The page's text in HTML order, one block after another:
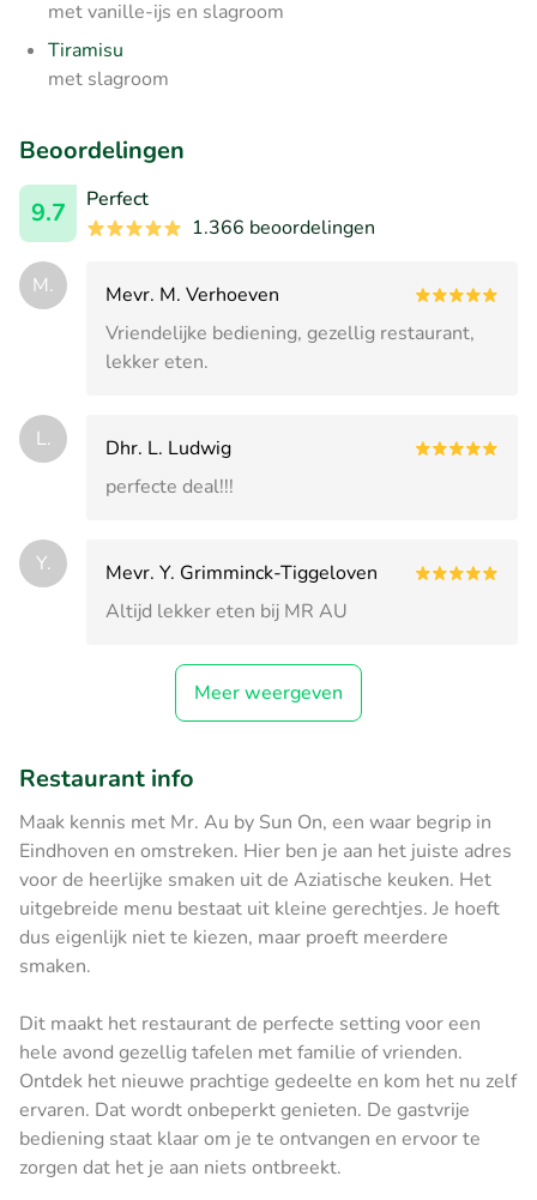
met vanille-ijs en slagroom
Tiramisu
met slagroom
Beoordelingen
9.7
Perfect
1.366 beoordelingen
M.
Mevr. M. Verhoeven
Vriendelijke bediening, gezellig restaurant,
lekker eten.
L.
Dhr. L. Ludwig
perfecte deal!!!
Y.
Mevr. Y. Grimminck-Tiggeloven
Altijd lekker eten bij MR AU
Meer weergeven
Restaurant info
Maak kennis met Mr. Au by Sun On, een waar begrip in
Eindhoven en omstreken. Hier ben je aan het juiste adres
voor de heerlijke smaken uit de Aziatische keuken. Het
uitgebreide menu bestaat uit kleine gerechtjes. Je hoeft
dus eigenlijk niet te kiezen, maar proeft meerdere
smaken.
Dit maakt het restaurant de perfecte setting voor een
hele avond gezellig tafelen met familie of vrienden.
Ontdek het nieuwe prachtige gedeelte en kom het nu zelf
ervaren. Dat wordt onbeperkt genieten. De gastvrije
bediening staat klaar om je te ontvangen en ervoor te
zorgen dat het je aan niets ontbreekt.